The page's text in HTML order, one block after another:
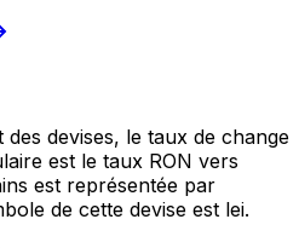
devises, le taux de change
est le taux RON vers
est représentée par
de cette devise est lei.